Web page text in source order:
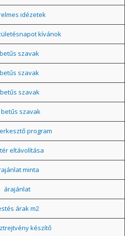
idézetek
kívánok
szavak
szavak
szavak
szavak
program
eltávolítása
minta
árajánlat
árak m2
készítő